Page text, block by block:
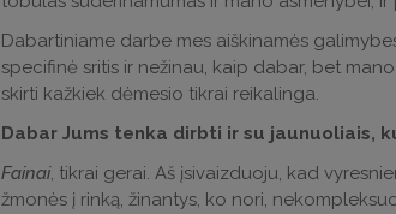
Dabartiniame darbe mes aiškinamės
specifinė sritis ir nežinau, kaip dabar, bet
skirti kažkiek dėmesio tikrai reikalinga.
Dabar Jums tenka dirbti ir su jaunuoliais,
Fainai, tikrai gerai. Aš įsivaizduoju, kad
žmonės į rinką, žinantys, ko nori,